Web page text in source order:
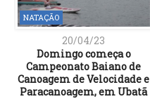
NATAÇÃO
20/04/23
Domingo começa o
Campeonato Baiano de
Canoagem de Velocidade e
Paracanoagem, em Ubatã